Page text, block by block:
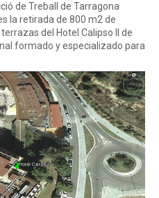
de Treball de Tarragona
la retirada de 800 m2 de
del Hotel Calipso II de
formado y especializado para